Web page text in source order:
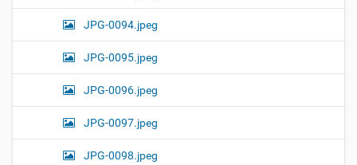
JPG-0094.jpeg
JPG-0095.jpeg
JPG-0096.jpeg
JPG-0097.jpeg
JPG-0098.jpeg